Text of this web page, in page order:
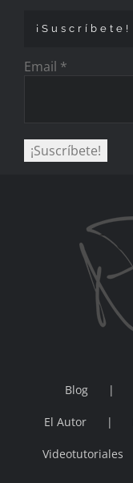
¡Suscríbete!
Email *
Blog
El Autor
Videotutoriales